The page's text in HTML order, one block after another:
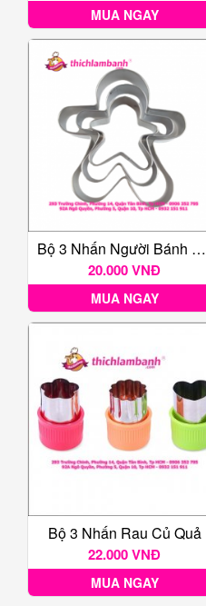
MUA NGAY
Bộ 3 Nhấn Người Bánh Quy Gừng Giáng Sinh
20.000 VNĐ
MUA NGAY
Bộ 3 Nhấn Rau Củ Quả
22.000 VNĐ
MUA NGAY